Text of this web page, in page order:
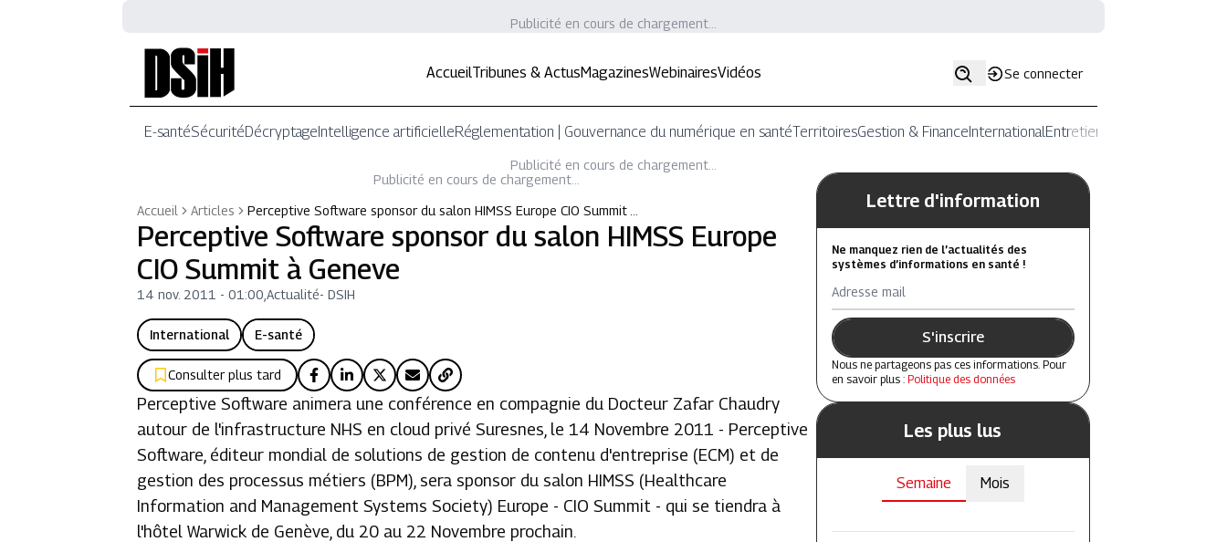
Publicité en cours de chargement...
AccueilTribunes & ActusMagazinesWebinairesVidéos Se connecter
E-santéSécuritéDécryptageIntelligence artificielleRéglementation | Gouvernance du numérique en santéTerritoiresGestion & FinanceInternationalEntretiens
Publicité en cours de chargement...
Publicité en cours de chargement...
Accueil
Articles Perceptive Software sponsor du salon HIMSS Europe CIO Summit …
Perceptive Software sponsor du salon HIMSS Europe
CIO Summit à Geneve
14 nov. 2011 - 01:00 ,Actualité-DSIH
International E-santé
Consulter plus tard
Perceptive Software animera une conférence en compagnie du Docteur Zafar Chaudry
autour de l'infrastructure NHS en cloud privé Suresnes, le 14 Novembre 2011 - Perceptive
Software, éditeur mondial de solutions de gestion de contenu d'entreprise (ECM) et de
gestion des processus métiers (BPM), sera sponsor du salon HIMSS (Healthcare
Information and Management Systems Society) Europe - CIO Summit - qui se tiendra à
l'hôtel Warwick de Genève, du 20 au 22 Novembre prochain.
Lettre d'information
Ne manquez rien de l’actualités des
systèmes d’informations en santé !
Adresse mail
S'inscrire
Nous ne partageons pas ces informations. Pour
en savoir plus : Politique des données
Les plus lus
Semaine Mois